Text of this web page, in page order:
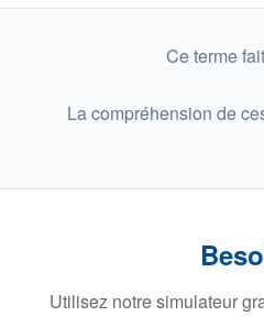
Ce terme
La compréhension de
Utilisez notre simulateur